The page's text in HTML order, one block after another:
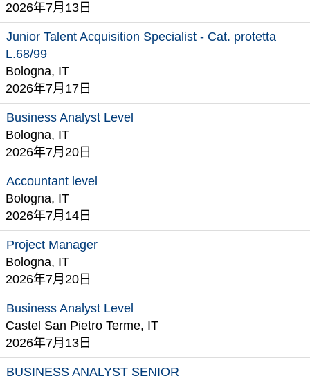
2026年7月13日
Junior Talent Acquisition Specialist - Cat. protetta
L.68/99
Bologna, IT
2026年7月17日
Business Analyst Level
Bologna, IT
2026年7月20日
Accountant level
Bologna, IT
2026年7月14日
Project Manager
Bologna, IT
2026年7月20日
Business Analyst Level
Castel San Pietro Terme, IT
2026年7月13日
BUSINESS ANALYST SENIOR